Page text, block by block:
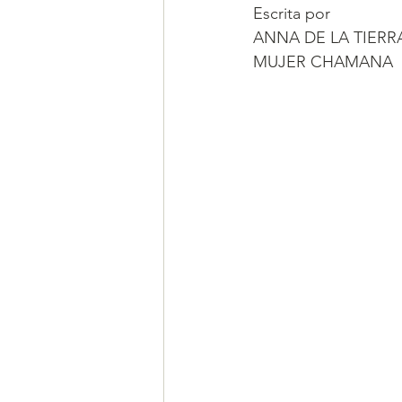
Escrita por
ANNA DE LA
MUJER CHAMANA